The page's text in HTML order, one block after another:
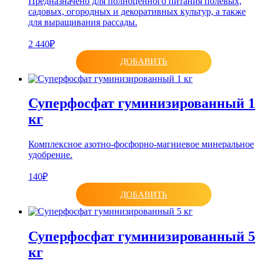
садовых, огородных и декоративных культур, а также
для выращивания рассады.
2 440₽
ДОБАВИТЬ
Суперфосфат гуминизированный 1
кг
Комплексное азотно-фосфорно-магниевое минеральное
удобрение.
140₽
ДОБАВИТЬ
Суперфосфат гуминизированный 5
кг